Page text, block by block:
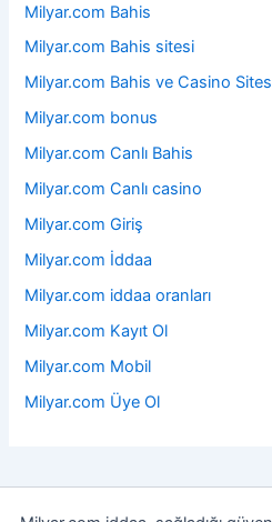
Milyar.com Bahis
Milyar.com Bahis sitesi
Milyar.com Bahis ve Casino
Milyar.com bonus
Milyar.com Canlı Bahis
Milyar.com Canlı casino
Milyar.com Giriş
Milyar.com İddaa
Milyar.com iddaa oranları
Milyar.com Kayıt Ol
Milyar.com Mobil
Milyar.com Üye Ol